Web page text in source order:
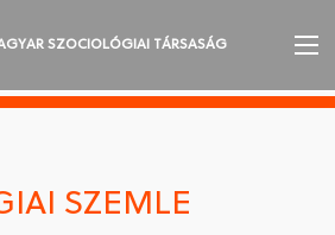
SZOCIOLÓGIAI TÁRSASÁG
SZEMLE